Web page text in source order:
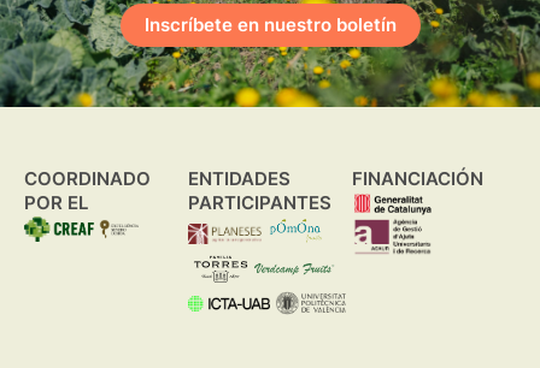
Inscríbete en nuestro boletín
COORDINADO
POR EL
ENTIDADES
PARTICIPANTES
FINANCIACIÓN